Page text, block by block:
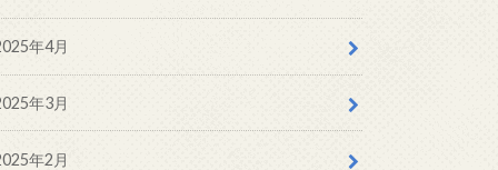
年4月
年3月
年2月